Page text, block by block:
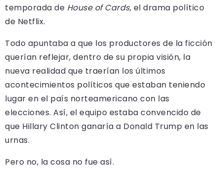
temporada de House of Cards, el drama político
de Netflix.
Todo apuntaba a que los productores de la ficción
querían reflejar, dentro de su propia visión, la
nueva realidad que traerían los últimos
acontecimientos políticos que estaban teniendo
lugar en el país norteamericano con las
elecciones. Así, el equipo estaba convencido de
que Hillary Clinton ganaría a Donald Trump en las
urnas.
Pero no, la cosa no fue así.